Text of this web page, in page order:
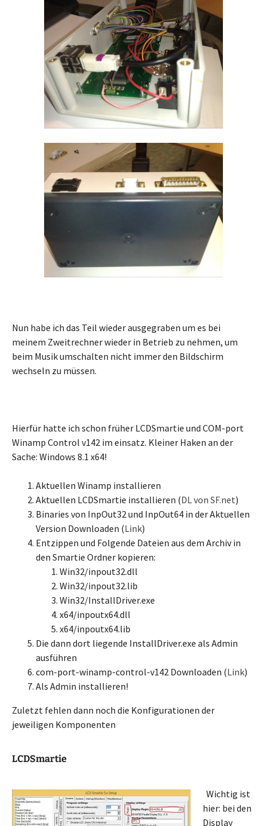
Nun habe ich das Teil wieder ausgegraben um es bei
meinem Zweitrechner wieder in Betrieb zu nehmen, um
beim Musik umschalten nicht immer den Bildschirm
wechseln zu müssen.
Hierfür hatte ich schon früher LCDSmartie und COM-port
Winamp Control v142 im einsatz. Kleiner Haken an der
Sache: Windows 8.1 x64!
Aktuellen Winamp installieren
Aktuellen LCDSmartie installieren (DL von SF.net)
Binaries von InpOut32 und InpOut64 in der Aktuellen
Version Downloaden (Link)
Entzippen und Folgende Dateien aus dem Archiv in
den Smartie Ordner kopieren:
Win32/inpout32.dll
Win32/inpout32.lib
Win32/InstallDriver.exe
x64/inpoutx64.dll
x64/inpoutx64.lib
Die dann dort liegende InstallDriver.exe als Admin
ausführen
com-port-winamp-control-v142 Downloaden (Link)
Als Admin installieren!
Zuletzt fehlen dann noch die Konfigurationen der
jeweiligen Komponenten
LCDSmartie
Wichtig ist
hier: bei den
Display